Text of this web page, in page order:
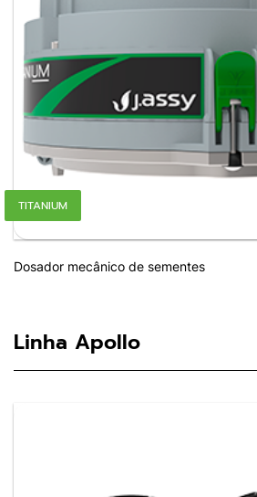
TITANIUM
Dosador mecânico de sementes
Linha Apollo